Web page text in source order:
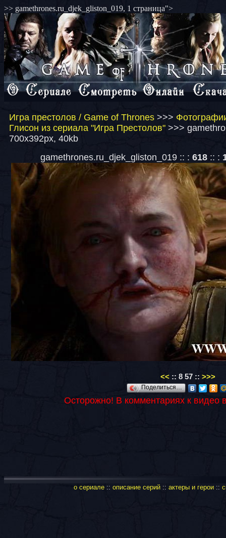
>> gamethrones.ru_djek_gliston_019, 1 страница">
Игра престолов / Game of Thrones >>>
Глисон из сериала "Игра Престолов" >>>
700x392px, 40kb
gamethrones.ru_djek_gliston_019 :: : 618 :: :
<< :: 8 57 :: >>>
Поделиться…
Осторожно! В комментариях к видео
о сериале:: описание серий:: актеры и герои::